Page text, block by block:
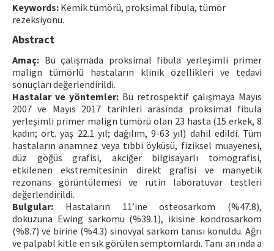
Keywords: Kemik tümörü, proksimal fibula, tümör
rezeksiyonu.
Abstract
Amaç: Bu çalışmada proksimal fibula yerleşimli primer
malign tümörlü hastaların klinik özellikleri ve tedavi
sonuçları değerlendirildi.
Hastalar ve yöntemler: Bu retrospektif çalışmaya Mayıs
2007 ve Mayıs 2017 tarihleri arasında proksimal fibula
yerleşimli primer malign tümörü olan 23 hasta (15 erkek, 8
kadın; ort. yaş 22.1 yıl; dağılım, 9-63 yıl) dahil edildi. Tüm
hastaların anamnez veya tıbbi öyküsü, fiziksel muayenesi,
düz göğüs grafisi, akciğer bilgisayarlı tomografisi,
etkilenen ekstremitesinin direkt grafisi ve manyetik
rezonans görüntülemesi ve rutin laboratuvar testleri
değerlendirildi.
Bulgular: Hastaların 11’ine osteosarkom (%47.8),
dokuzuna Ewing sarkomu (%39.1), ikisine kondrosarkom
(%8.7) ve birine (%4.3) sinovyal sarkom tanısı konuldu. Ağrı
ve palpabl kitle en sık görülen semptomlardı. Tanı an ında a